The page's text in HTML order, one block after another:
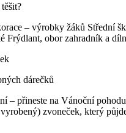
– výrobky žáků Střední
Frýdlant, obor zahradník a
dárečků
na Vánoční pohodu
zvoneček, který